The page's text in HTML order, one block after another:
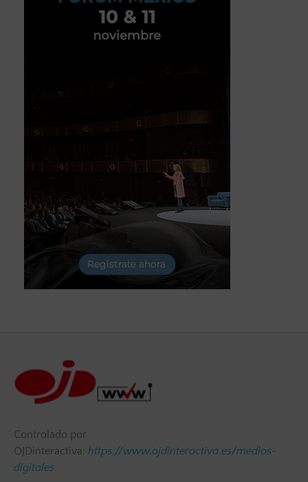
Controlado por
OJDinteractiva: https://www.ojdinteractiva.es/medios-
digitales